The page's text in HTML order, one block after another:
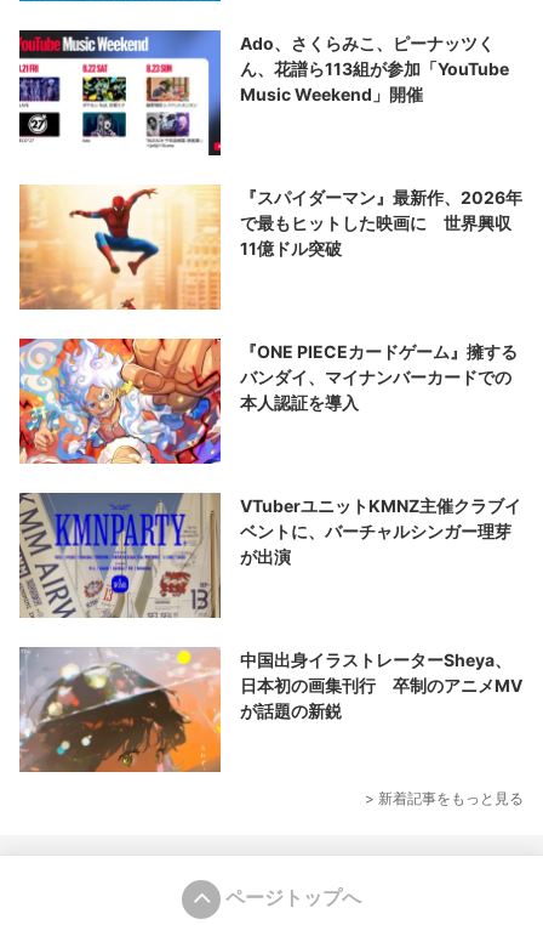
Ado、さくらみこ、ピーナッツく
ん、花譜ら113組が参加「YouTube
Music Weekend」開催
『スパイダーマン』最新作、2026年
で最もヒットした映画に 世界興収
11億ドル突破
『ONE PIECEカードゲーム』擁する
バンダイ、マイナンバーカードでの
本人認証を導入
VTuberユニットKMNZ主催クラブイ
ベントに、バーチャルシンガー理芽
が出演
中国出身イラストレーターSheya、
日本初の画集刊行 卒制のアニメMV
が話題の新鋭
> 新着記事をもっと見る
ページトップへ